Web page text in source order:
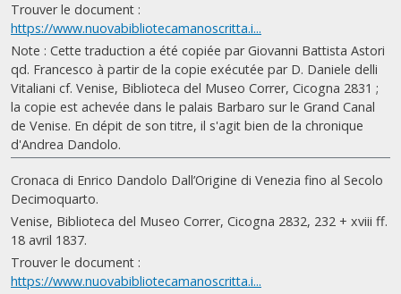
Trouver le document :
https://www.nuovabibliotecamanoscritta.i...
Note : Cette traduction a été copiée par Giovanni Battista Astori
qd. Francesco à partir de la copie exécutée par D. Daniele delli
Vitaliani cf. Venise, Biblioteca del Museo Correr, Cicogna 2831 ;
la copie est achevée dans le palais Barbaro sur le Grand Canal
de Venise. En dépit de son titre, il s'agit bien de la chronique
d'Andrea Dandolo.
Cronaca di Enrico Dandolo Dall’Origine di Venezia fino al Secolo
Decimoquarto.
Venise, Biblioteca del Museo Correr, Cicogna 2832, 232 + xviii ff.
18 avril 1837.
Trouver le document :
https://www.nuovabibliotecamanoscritta.i...